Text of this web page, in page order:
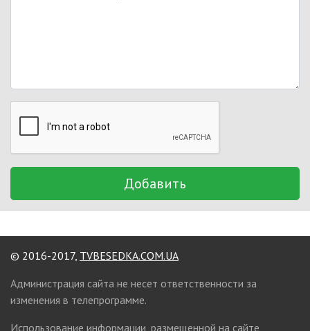
Добавить
© 2016-2017, TVBESEDKA.COM.UA
Администрация сайта не несет ответственности за
изменения в телепрограмме.
Использование информации, размещенной на сайте